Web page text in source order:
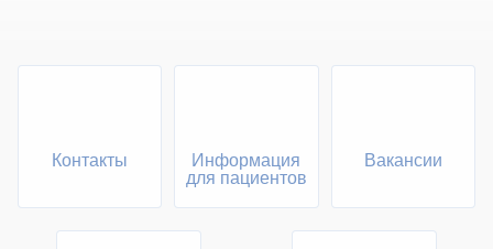
Контакты
Информация
для пациентов
Вакансии